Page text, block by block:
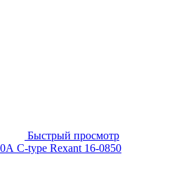
Быстрый просмотр
С-type Rexant 16-0850